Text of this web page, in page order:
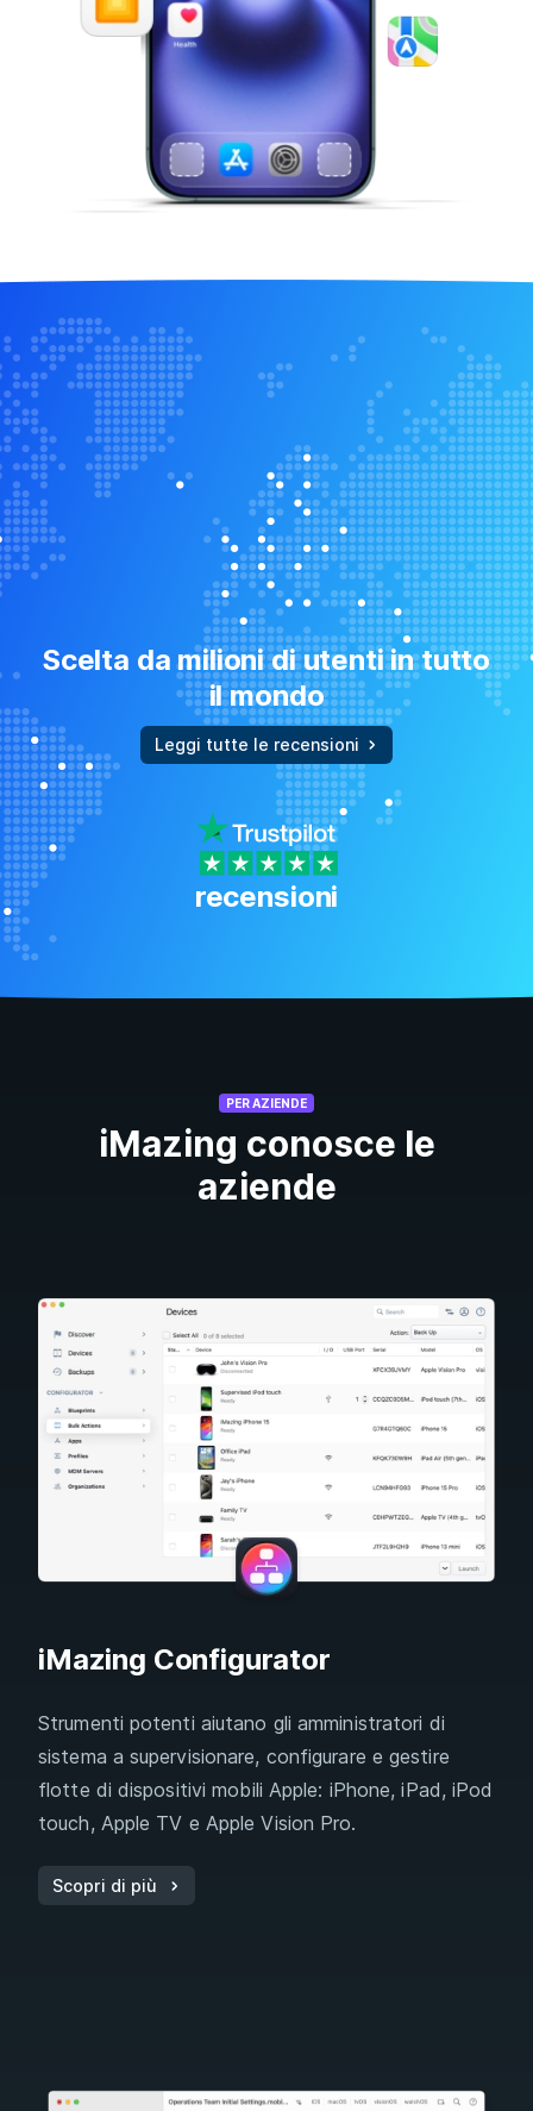
Scelta da milioni di utenti in tutto
il mondo
Leggi tutte le recensioni
recensioni
PER AZIENDE
iMazing conosce le
aziende
iMazing Configurator
Strumenti potenti aiutano gli amministratori di
sistema a supervisionare, configurare e gestire
flotte di dispositivi mobili Apple: iPhone, iPad, iPod
touch, Apple TV e Apple Vision Pro.
Scopri di più